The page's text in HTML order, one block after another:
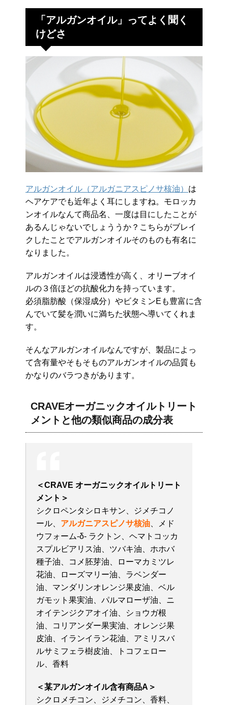
「アルガンオイル」ってよく聞く
けどさ
アルガンオイル（アルガニアスピノサ核油） は
ヘアケアでも近年よく耳にしますね。モロッカ
ンオイルなんて商品名、一度は目にしたことが
あるんじゃないでしょううか？こちらがブレイ
クしたことでアルガンオイルそのものも有名に
なりました。
アルガンオイルは浸透性が高く、オリーブオイ
ルの３倍ほどの抗酸化力を持っています。
必須脂肪酸（保湿成分）やビタミンEも豊富に含
んでいて髪を潤いに満ちた状態へ導いてくれま
す。
そんなアルガンオイルなんですが、製品によっ
て含有量やそもそものアルガンオイルの品質も
かなりのバラつきがあります。
CRAVEオーガニックオイルトリート
メントと他の類似商品の成分表
＜CRAVE オーガニックオイルトリート
メント＞
シクロペンタシロキサン、ジメチコノ
ール、 アルガニアスピノサ核油 、メド
ウフォーム-δ- ラクトン、ヘマトコッカ
スプルビアリス油、ツバキ油、ホホバ
種子油、コメ胚芽油、ローマカミツレ
花油、ローズマリー油、ラベンダー
油、マンダリンオレンジ果皮油、ベル
ガモット果実油、パルマローザ油、ニ
オイテンジクアオイ油、ショウガ根
油、コリアンダー果実油、オレンジ果
皮油、イランイラン花油、アミリスバ
ルサミフェラ樹皮油、トコフェロー
ル、香料
＜某アルガンオイル含有商品A＞
シクロメチコン、ジメチコン、香料、